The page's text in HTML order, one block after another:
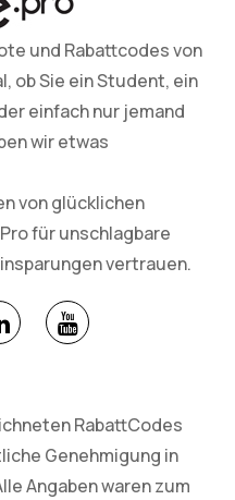
und Rabattcodes von
ob Sie ein Student, ein
einfach nur jemand
wir etwas
von glücklichen
für unschlagbare
vertrauen.
RabattCodes
Genehmigung in
Angaben waren zum